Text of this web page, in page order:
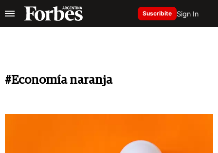
Suscribite Sign In
#Economía naranja